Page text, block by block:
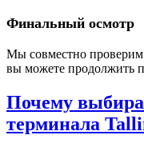
Финальный осмотр
Мы совместно проверим
вы можете продолжить
Почему
терминала